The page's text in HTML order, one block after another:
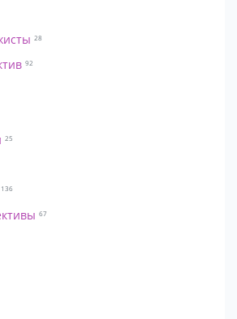
28
92
25
136
67